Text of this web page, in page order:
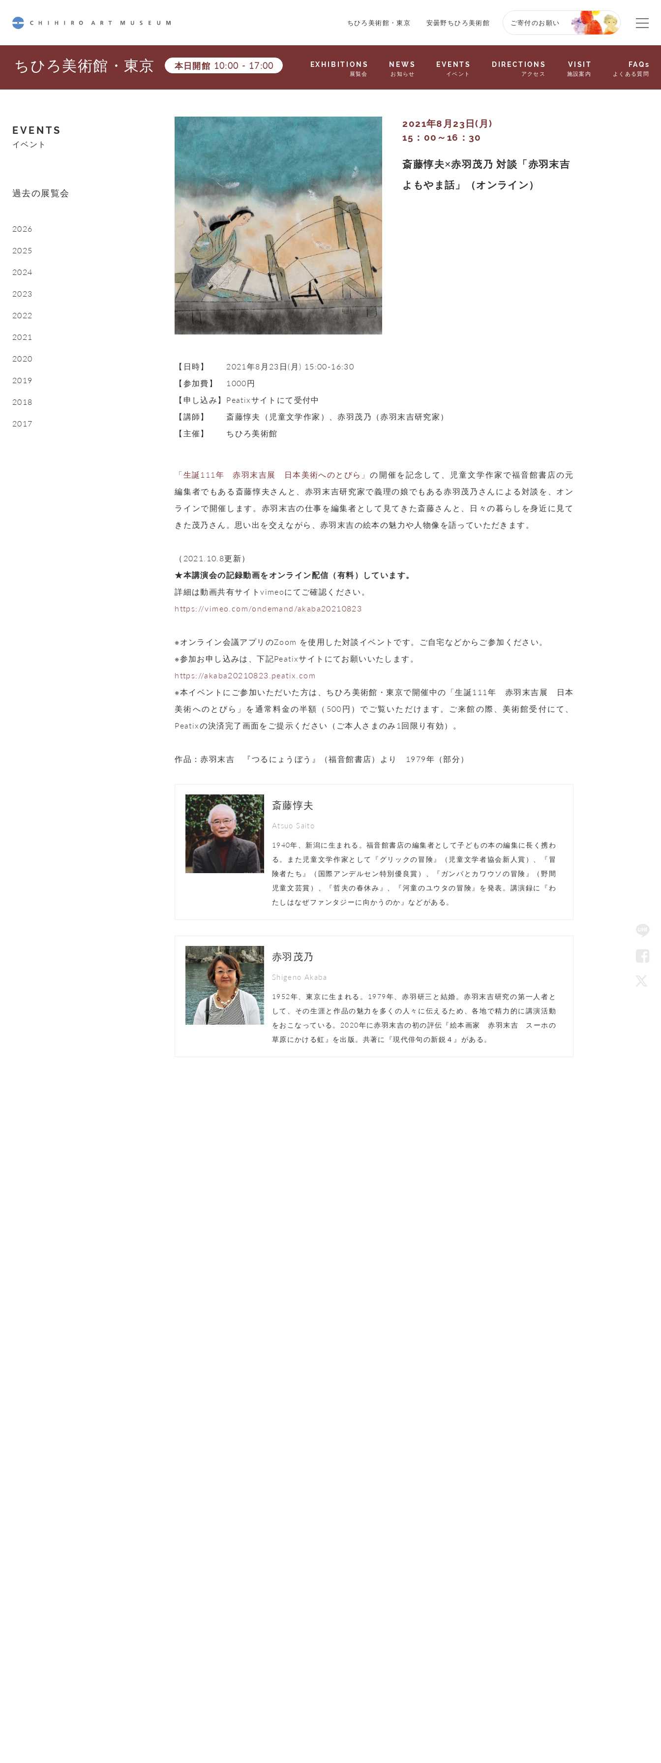
ちひろ美術館・東京 安曇野ちひろ美術館 ご寄付のお願い
ちひろ美術館・東京 本日開館 10:00 - 17:00 EXHIBITIONS
展覧会
NEWS
お知らせ
EVENTS
イベント
DIRECTIONS
アクセス
VISIT
施設案内
FAQs
よくある質問
2021年8月23日(月)
15：00～16：30
斎藤惇夫×赤羽茂乃 対談「赤羽末吉
よもやま話」（オンライン）
【日時】
2021年8月23日(月) 15:00-16:30
【参加費】
1000円
【申し込み】 Peatixサイトにて受付中
【講師】
斎藤惇夫（児童文学作家）、赤羽茂乃（赤羽末吉研究家）
【主催】
ちひろ美術館
「生誕111年 赤羽末吉展 日本美術へのとびら」 の開催を記念して、児童文学作家で福音館書店の元
編集者でもある斎藤惇夫さんと、赤羽末吉研究家で義理の娘でもある赤羽茂乃さんによる対談を、オン
ラインで開催します。赤羽末吉の仕事を編集者として見てきた斎藤さんと、日々の暮らしを身近に見て
きた茂乃さん。思い出を交えながら、赤羽末吉の絵本の魅力や人物像を語っていただきます。
（2021.10.8更新）
★本講演会の記録動画をオンライン配信（有料）しています。
詳細は動画共有サイトvimeoにてご確認ください。
https://vimeo.com/ondemand/akaba20210823
※オンライン会議アプリのZoom を使用した対談イベントです。ご自宅などからご参加ください。
※参加お申し込みは、下記Peatixサイトにてお願いいたします。
https://akaba20210823.peatix.com
※本イベントにご参加いただいた方は、ちひろ美術館・東京で開催中の「生誕111年 赤羽末吉展 日本
美術へのとびら」を通常料金の半額（500円）でご覧いただけます。ご来館の際、美術館受付にて、
Peatixの決済完了画面をご提示ください（ご本人さまのみ1回限り有効）。
作品：赤羽末吉 『つるにょうぼう』（福音館書店）より 1979年（部分）
斎藤惇夫
Atsuo Saito
1940年、新潟に生まれる。福音館書店の編集者として子どもの本の編集に長く携わ
る。また児童文学作家として『グリックの冒険』（児童文学者協会新人賞）、『冒
険者たち』（国際アンデルセン特別優良賞）、『ガンバとカワウソの冒険』（野間
児童文芸賞）、『哲夫の春休み』、『河童のユウタの冒険』を発表。講演録に『わ
たしはなぜファンタジーに向かうのか』などがある。
赤羽茂乃
Shigeno Akaba
1952年、東京に生まれる。1979年、赤羽研三と結婚。赤羽末吉研究の第一人者と
して、その生涯と作品の魅力を多くの人々に伝えるため、各地で精力的に講演活動
をおこなっている。2020年に赤羽末吉の初の評伝『絵本画家 赤羽末吉 スーホの
草原にかける虹』を出版。共著に『現代俳句の新鋭４』がある。
EVENTS
イベント
過去の展覧会
2026
2025
2024
2023
2022
2021
2020
2019
2018
2017